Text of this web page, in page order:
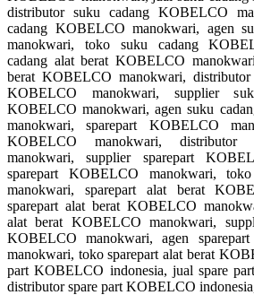
distributor suku cadang KOBELCO
cadang KOBELCO manokwari, agen
manokwari, toko suku cadang
cadang alat berat KOBELCO
berat KOBELCO manokwari,
KOBELCO manokwari, supplier
KOBELCO manokwari, agen suku
manokwari, sparepart KOBELCO
KOBELCO manokwari, distributor
manokwari, supplier sparepart
sparepart KOBELCO manokwari,
manokwari, sparepart alat berat
sparepart alat berat KOBELCO
alat berat KOBELCO manokwari,
KOBELCO manokwari, agen
manokwari, toko sparepart alat berat
part KOBELCO indonesia, jual spare
distributor spare part KOBELCO